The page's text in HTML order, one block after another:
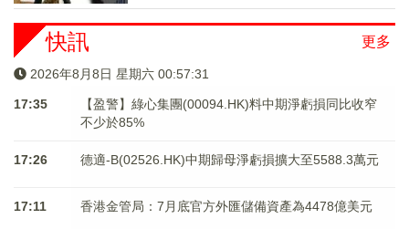
更多
快訊
2026年8月8日 星期六 00:57:32
17:35
【盈警】綠心集團(00094.HK)料中期淨虧損同比收窄
不少於85%
17:26 德適-B(02526.HK)中期歸母淨虧損擴大至5588.3萬元
17:11 香港金管局：7月底官方外匯儲備資產為4478億美元